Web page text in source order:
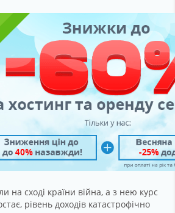
на сході країни війна, а з нею курс
рівень доходів катастрофічно